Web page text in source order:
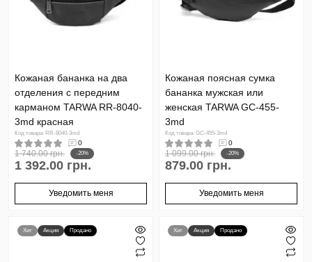
Кожаная бананка на два
отделения с передним
карманом TARWA RR-8040-
3md красная
Код товара: RR-8040-3md
0
1 740.00 грн. -20%
1 392.00 грн.
Уведомить меня
Кожаная поясная сумка
бананка мужская или
женская TARWA GC-455-
3md
Код товара: GC-455-3md
0
1 099.00 грн. -20%
879.00 грн.
Уведомить меня
Хит Акция Продано Хит Акция Продано